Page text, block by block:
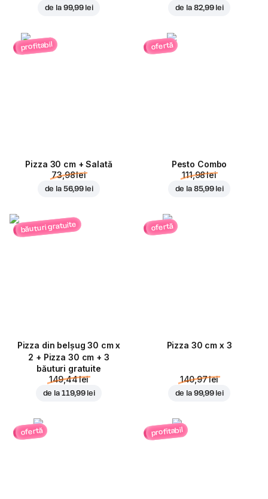
de la 99,99 lei de la 82,99 lei
profitabil
Pizza 30 cm + Salată
73,98 lei
de la 56,99 lei
ofertă
Pesto Combo
111,98 lei
de la 85,99 lei
băuturi gratuite
Pizza din belșug 30 cm x
2 + Pizza 30 cm + 3
băuturi gratuite
149,44 lei
de la 119,99 lei
ofertă
Pizza 30 cm x 3
140,97 lei
de la 99,99 lei
ofertă profitabil